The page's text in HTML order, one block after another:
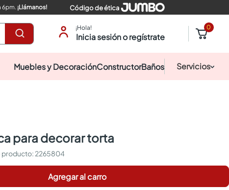
6pm.¡Llámanos! Código de ética
¡Hola!
Inicia sesión o regístrate
0
Muebles y DecoraciónConstructorBaños Servicios
para decorar torta
: 2265804
Agregar al carro